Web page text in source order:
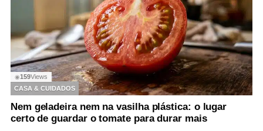
◉159Views
CASA & CUIDADOS
Nem geladeira nem na vasilha plástica: o lugar
certo de guardar o tomate para durar mais